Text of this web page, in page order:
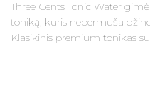
Three Cents Tonic Water
toniką, kuris nepermuša
Klasikinis premium tonikas